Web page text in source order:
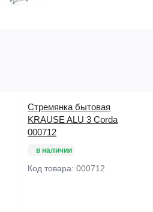
Стремянка бытовая
KRAUSE ALU 3 Corda
000712
в наличии
Код товара: 000712